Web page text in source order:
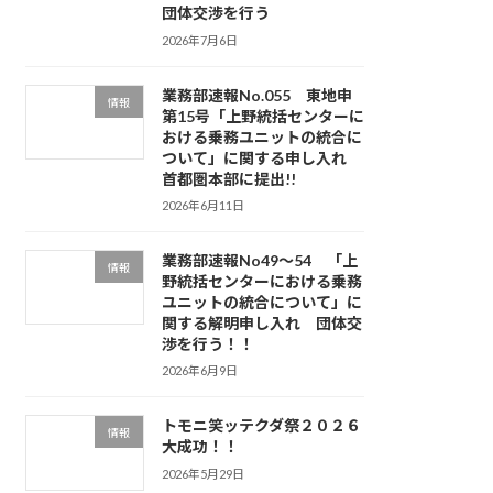
団体交渉を行う
2026年7月6日
情報
業務部速報No.055 東地申
第15号「上野統括センターに
おける乗務ユニットの統合に
ついて」に関する申し入れ
首都圏本部に提出!!
2026年6月11日
情報
業務部速報No49～54 「上
野統括センターにおける乗務
ユニットの統合について」に
関する解明申し入れ 団体交
渉を行う！！
2026年6月9日
情報
トモニ笑ッテクダ祭２０２６
大成功！！
2026年5月29日